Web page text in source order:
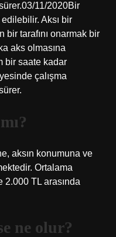
11/2020Bir
Aksı bir
bir tarafını onarmak bir
aks olmasına
bir saate kadar
çalışma
aksın konumuna ve
Ortalama
TL arasında
ne olur?